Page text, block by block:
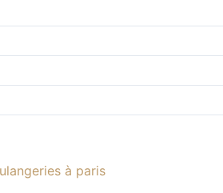
à paris